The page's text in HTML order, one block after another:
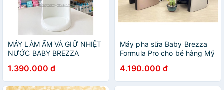
MÁY LÀM ẤM VÀ GIỮ NHIỆT
NƯỚC BABY BREZZA
1.390.000 đ
Máy pha sữa Baby Brezza
Formula Pro cho bé hàng Mỹ
HÃNG hỗ trợ kĩ thuật trọn
đời
4.190.000 đ